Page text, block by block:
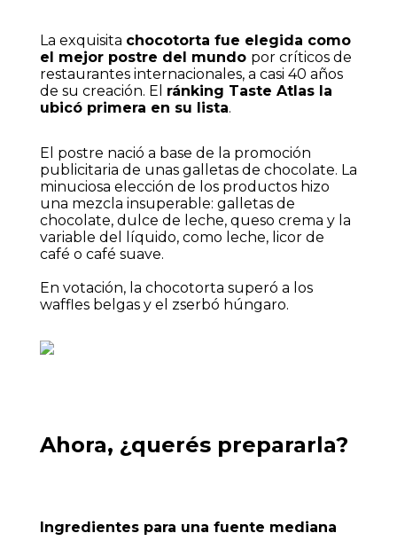
La exquisita chocotorta fue elegida como
el mejor postre del mundo por críticos de
restaurantes internacionales, a casi 40 años
de su creación. El ránking Taste Atlas la
ubicó primera en su lista.
El postre nació a base de la promoción
publicitaria de unas galletas de chocolate. La
minuciosa elección de los productos hizo
una mezcla insuperable: galletas de
chocolate, dulce de leche, queso crema y la
variable del líquido, como leche, licor de
café o café suave.
En votación, la chocotorta superó a los
waffles belgas y el zserbó húngaro.
Ahora, ¿querés prepararla?
Ingredientes para una fuente mediana